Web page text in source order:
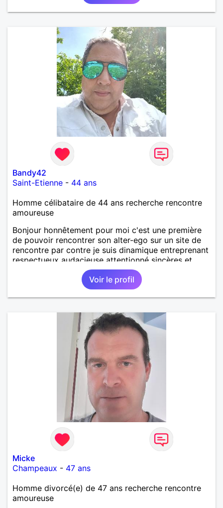
Bandy42
Saint-Etienne - 44 ans
Homme célibataire de 44 ans recherche rencontre
amoureuse
Bonjour honnêtement pour moi c'est une première
de pouvoir rencontrer son alter-ego sur un site de
rencontre par contre je suis dinamique entreprenant
respectueux audacieuse attentionné sincères et
expressif et j' aime surtout les câlins et à les
partager avec humour et amour bisous à+ à bientôt
Voir le profil
Micke
Champeaux - 47 ans
Homme divorcé(e) de 47 ans recherche rencontre
amoureuse